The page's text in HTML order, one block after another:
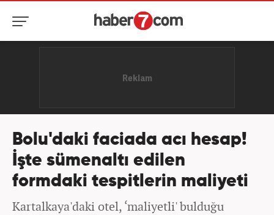
Bolu'daki faciada acı hesap!
İşte sümenaltı edilen
formdaki tespitlerin maliyeti
Kartalkaya'daki otel, ‘maliyetli' bulduğu